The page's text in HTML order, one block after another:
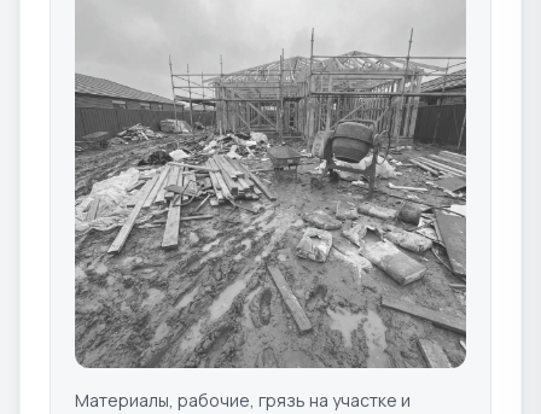
Материалы, рабочие, грязь на участке и